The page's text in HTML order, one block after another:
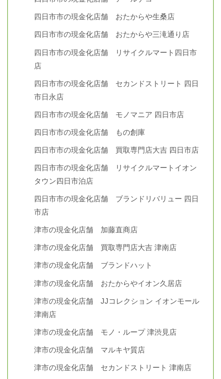
四日市市の現金化店舗 おたからや生桑店
四日市市の現金化店舗 おたからや三滝通り店
四日市市の現金化店舗 リサイクルマート四日市
店
四日市市の現金化店舗 セカンドストリート 四日
市日永店
四日市市の現金化店舗 モノマニア 四日市店
四日市市の現金化店舗 もの創庫
四日市市の現金化店舗 買取専門店大吉 四日市店
四日市市の現金化店舗 リサイクルマートイオン
タウン四日市泊店
四日市市の現金化店舗 ブランドリバリュー 四日
市店
津市の現金化店舗 加藤直商店
津市の現金化店舗 買取専門店大吉 津南店
津市の現金化店舗 ブランドハット
津市の現金化店舗 おたからやイオン久居店
津市の現金化店舗 JJコレクション イオンモール
津南店
津市の現金化店舗 モノ・ループ 津渋見店
津市の現金化店舗 マルキヤ質店
津市の現金化店舗 セカンドストリート 津南店